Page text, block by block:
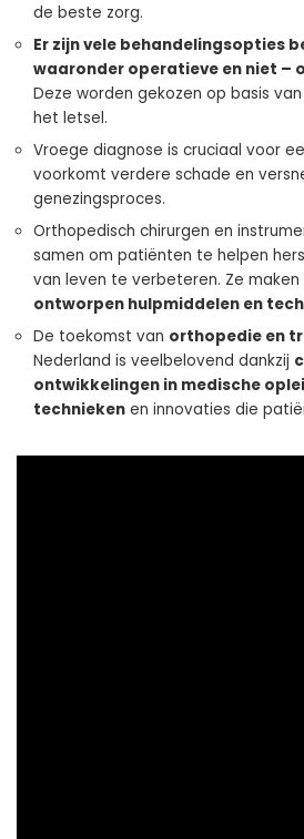
de beste zorg.
Er zijn vele behandelingsopties
waaronder operatieve en niet –
Deze worden gekozen op basis
het letsel.
Vroege diagnose is cruciaal voor
voorkomt verdere schade en
genezingsproces.
Orthopedisch chirurgen en
samen om patiënten te helpen
van leven te verbeteren. Ze maken
ontworpen hulpmiddelen en
De toekomst van orthopedie en
Nederland is veelbelovend dankzij
ontwikkelingen in medische
technieken en innovaties die